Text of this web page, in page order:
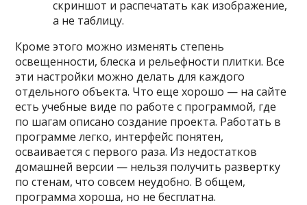
скриншот и распечатать как изображение,
а не таблицу.
Кроме этого можно изменять степень
освещенности, блеска и рельефности плитки. Все
эти настройки можно делать для каждого
отдельного объекта. Что еще хорошо — на сайте
есть учебные виде по работе с программой, где
по шагам описано создание проекта. Работать в
программе легко, интерфейс понятен,
осваивается с первого раза. Из недостатков
домашней версии — нельзя получить развертку
по стенам, что совсем неудобно. В общем,
программа хороша, но не бесплатна.